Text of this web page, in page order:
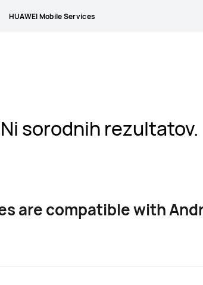
HUAWEI Mobile Services
Ni sorodnih rezultatov.
are compatible with